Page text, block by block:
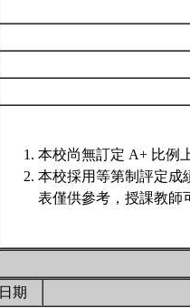
本校尚無訂定 A+ 比例
本校採用等第制評定成
表僅供參考，授課教師
日期